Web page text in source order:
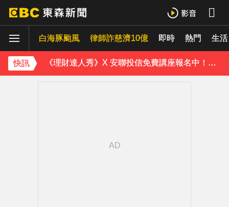
白海豚颱風 律師詐慈濟10億 即時 熱門 生活
快訊
下載東森App，隨時掌握天下大小事！
《理財達人秀》X 安聯投信免費講座報名中！搶先卡位 2027